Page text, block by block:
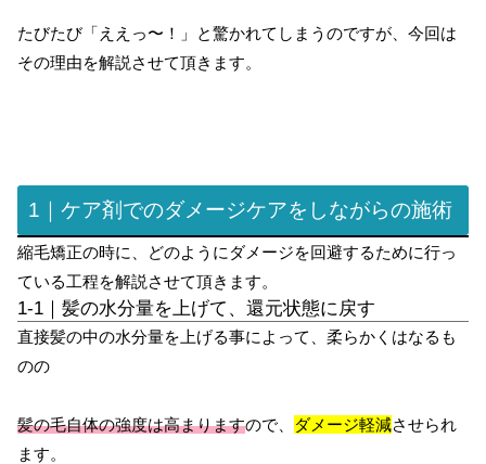
たびたび「ええっ〜！」と驚かれてしまうのですが、今回は
その理由を解説させて頂きます。
1｜ケア剤でのダメージケアをしながらの施術
縮毛矯正の時に、どのようにダメージを回避するために行っ
ている工程を解説させて頂きます。
1-1｜髪の水分量を上げて、還元状態に戻す
直接髪の中の水分量を上げる事によって、柔らかくはなるも
のの
髪の毛自体の強度は高まりますので、 ダメージ軽減させられ
ます。